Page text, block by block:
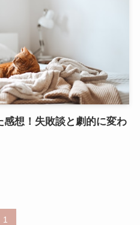
想！失敗談と劇的に変わ
1